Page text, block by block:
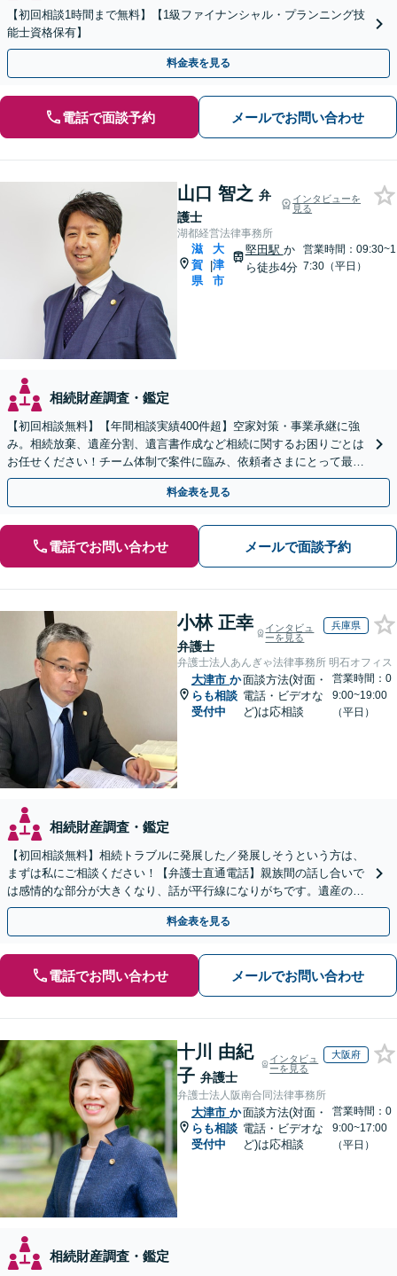
【初回相談1時間まで無料】【1級ファイナンシャル・プランニング技
能士資格保有】
料金表を見る
電話で面談予約 メールでお問い合わせ
山口 智之 弁
護士
インタビューを
見る
湖都経営法律事務所
滋
賀
県
|
大
津
市
堅田駅 か
ら徒歩4分
営業時間：09:30~1
7:30（平日）
相続財産調査・鑑定
【初回相談無料】【年間相談実績400件超】空家対策・事業承継に強
み。相続放棄、遺産分割、遺言書作成など相続に関するお困りごとは
お任せください！チーム体制で案件に臨み、依頼者さまにとって最善
の解決を目指します【堅田駅4分】【無料駐車場あり】
料金表を見る
電話でお問い合わせ メールで面談予約
小林 正幸
弁護士
インタビュ
ーを見る
兵庫県
弁護士法人あんぎゃ法律事務所 明石オフィス
大津市 か
らも相談
受付中
面談方法(対面・
電話・ビデオな
ど)は応相談
営業時間：0
9:00~19:00
（平日）
相続財産調査・鑑定
【初回相談無料】相続トラブルに発展した／発展しそうという方は、
まずは私にご相談ください！【弁護士直通電話】親族間の話し合いで
は感情的な部分が大きくなり、話が平行線になりがちです。遺産の使
い込みもご相談ください。泥沼化する前にお電話ください。
料金表を見る
電話でお問い合わせ メールでお問い合わせ
十川 由紀
子 弁護士
インタビュ
ーを見る
大阪府
弁護士法人阪南合同法律事務所
大津市 か
らも相談
受付中
面談方法(対面・
電話・ビデオな
ど)は応相談
営業時間：0
9:00~17:00
（平日）
相続財産調査・鑑定